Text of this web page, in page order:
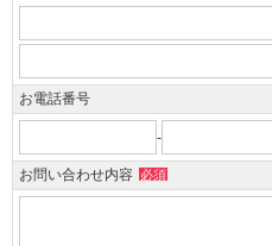
お電話番号
-
お問い合わせ内容 必須